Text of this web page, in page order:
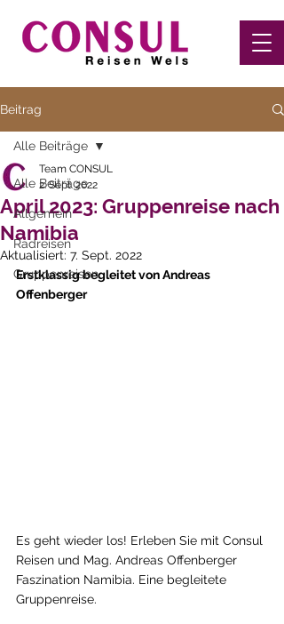
Beitrag
Alle Beiträge
Allgemein
Radreisen
Gruppenreisen
Alle Beiträge
April 2023: Gruppenreise nach
Namibia
Team CONSUL
2. Sept. 2022
Aktualisiert: 7. Sept. 2022
Erstklassig begleitet von Andreas
Offenberger
Es geht wieder los! Erleben Sie mit Consul
Reisen und Mag. Andreas Offenberger
Faszination Namibia. Eine begleitete
Gruppenreise.